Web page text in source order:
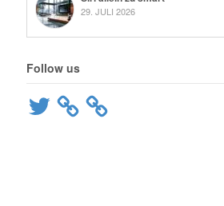
29. JULI 2026
Follow us
Twitter